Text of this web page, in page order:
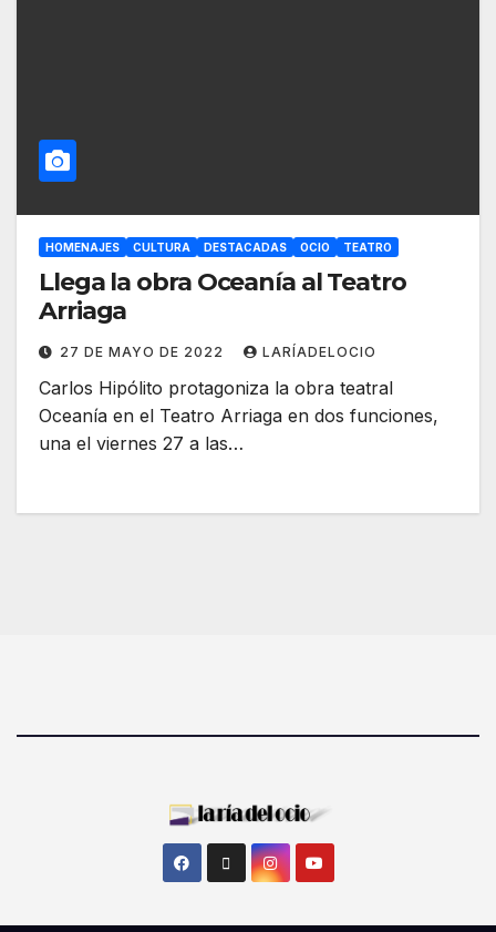
HOMENAJES CULTURA DESTACADAS OCIO TEATRO
Llega la obra Oceanía al Teatro
Arriaga
27 DE MAYO DE 2022 LARÍADELOCIO
Carlos Hipólito protagoniza la obra teatral
Oceanía en el Teatro Arriaga en dos funciones,
una el viernes 27 a las…